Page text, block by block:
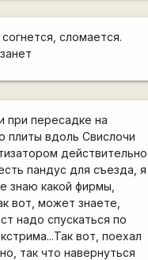
сломается.
при пересадке на
плиты вдоль Свислочи
действительно
пандус для съезда, я
знаю какой фирмы,
вот, может знаете,
надо спускаться по
вот, поехал
так что навернуться